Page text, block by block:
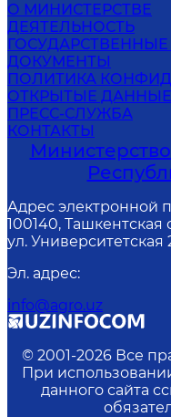
О МИНИСТЕРСТВЕ
ДЕЯТЕЛЬНОСТЬ
ГОСУДАРСТВЕННЫЕ
ДОКУМЕНТЫ
ПОЛИТИКА
ОТКРЫТЫЕ ДАННЫЕ
ПРЕСС-СЛУЖБА
КОНТАКТЫ
Адрес электронной
100140,
ул. Университетская
Эл. адрес:
info@agro.uz
© 2001-2026 Все
При
данного сайта